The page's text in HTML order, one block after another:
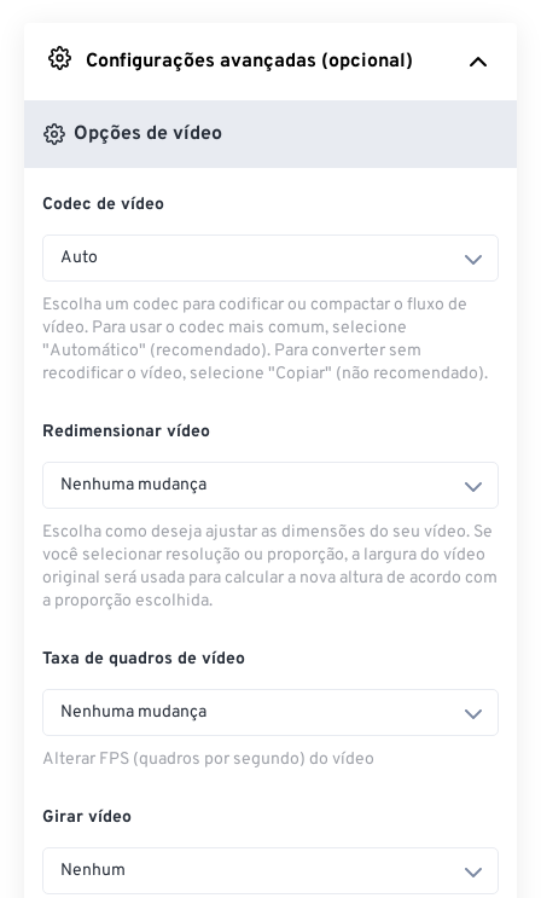
Do Google Drive
Do OneDrive
Configurações avançadas (opcional)
Opções de vídeo
Codec de vídeo
Auto
Escolha um codec para codificar ou compactar o fluxo de
vídeo. Para usar o codec mais comum, selecione
"Automático" (recomendado). Para converter sem
recodificar o vídeo, selecione "Copiar" (não recomendado).
Redimensionar vídeo
Nenhuma mudança
Escolha como deseja ajustar as dimensões do seu vídeo. Se
você selecionar resolução ou proporção, a largura do vídeo
original será usada para calcular a nova altura de acordo com
a proporção escolhida.
Taxa de quadros de vídeo
Nenhuma mudança
Alterar FPS (quadros por segundo) do vídeo
Girar vídeo
Nenhum